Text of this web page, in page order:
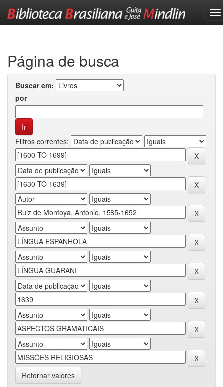
Página de busca
Buscar em:
por
Filtros correntes:
Retornar valores